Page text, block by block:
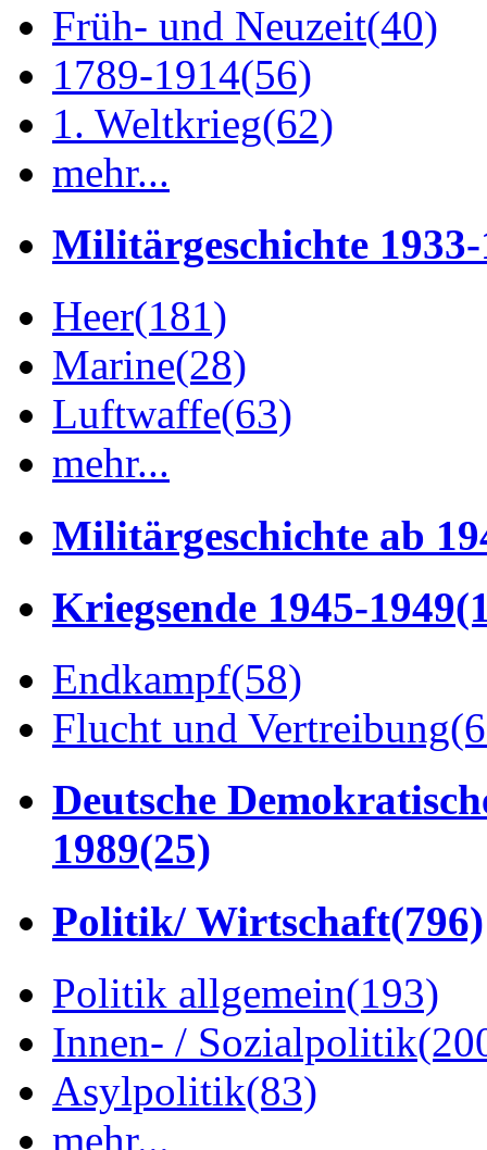
Früh- und Neuzeit(40)
1789-1914(56)
1. Weltkrieg(62)
mehr...
Militärgeschichte 1933-
Heer(181)
Marine(28)
Luftwaffe(63)
mehr...
Militärgeschichte ab
Kriegsende 1945-1949
Endkampf(58)
Flucht und Vertreibung
Deutsche
1989(25)
Politik/ Wirtschaft(796)
Politik allgemein(193)
Innen- / Sozialpolitik
Asylpolitik(83)
mehr...